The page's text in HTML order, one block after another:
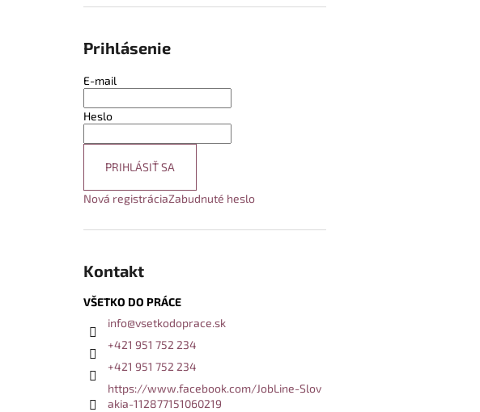
Prihlásenie
E-mail
Heslo
PRIHLÁSIŤ SA
Nová registráciaZabudnuté heslo
Kontakt
VŠETKO DO PRÁCE
info@vsetkodoprace.sk
+421 951 752 234
+421 951 752 234
https://www.facebook.com/JobLine-Slov
akia-112877151060219